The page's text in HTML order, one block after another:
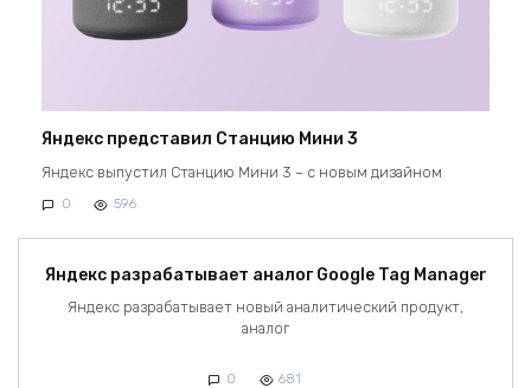
Яндекс представил Станцию Мини 3
Яндекс выпустил Станцию Мини 3 – с новым дизайном
0 596
Яндекс разрабатывает аналог Google Tag Manager
Яндекс разрабатывает новый аналитический продукт,
аналог
0 681